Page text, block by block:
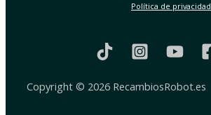
Política de privacidad
Copyright © 2026 RecambiosRobot.es